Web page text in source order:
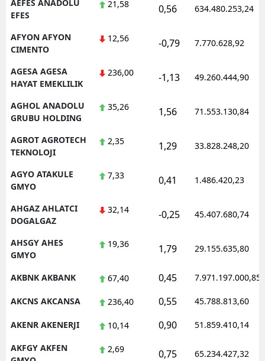
AEFES ANADOLU
EFES
21,58 0,56 634.480.253,24
AFYON AFYON
CIMENTO
12,56 -0,79 7.770.628,92
AGESA AGESA
HAYAT EMEKLILIK
236,00 -1,13 49.260.444,90
AGHOL ANADOLU
GRUBU HOLDING
35,26 1,56 71.553.130,84
AGROT AGROTECH
TEKNOLOJI
2,35 1,29 33.828.248,20
AGYO ATAKULE
GMYO
7,33 0,41 1.486.420,23
AHGAZ AHLATCI
DOGALGAZ
32,14 -0,25 45.407.680,74
AHSGY AHES
GMYO
19,36 1,79 29.155.635,80
AKBNK AKBANK 67,40 0,45 7.971.197.000,85
AKCNS AKCANSA 236,40 0,55 45.788.813,60
AKENR AKENERJI 10,14 0,90 51.859.410,14
AKFGY AKFEN
2,69 0,75 65.234.427,32